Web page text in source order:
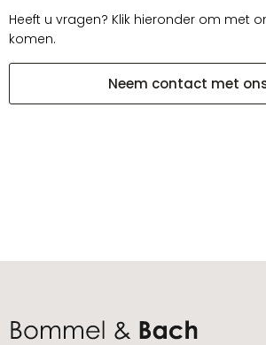
Heeft u vragen? Klik hieronder om met
komen.
Neem contact met